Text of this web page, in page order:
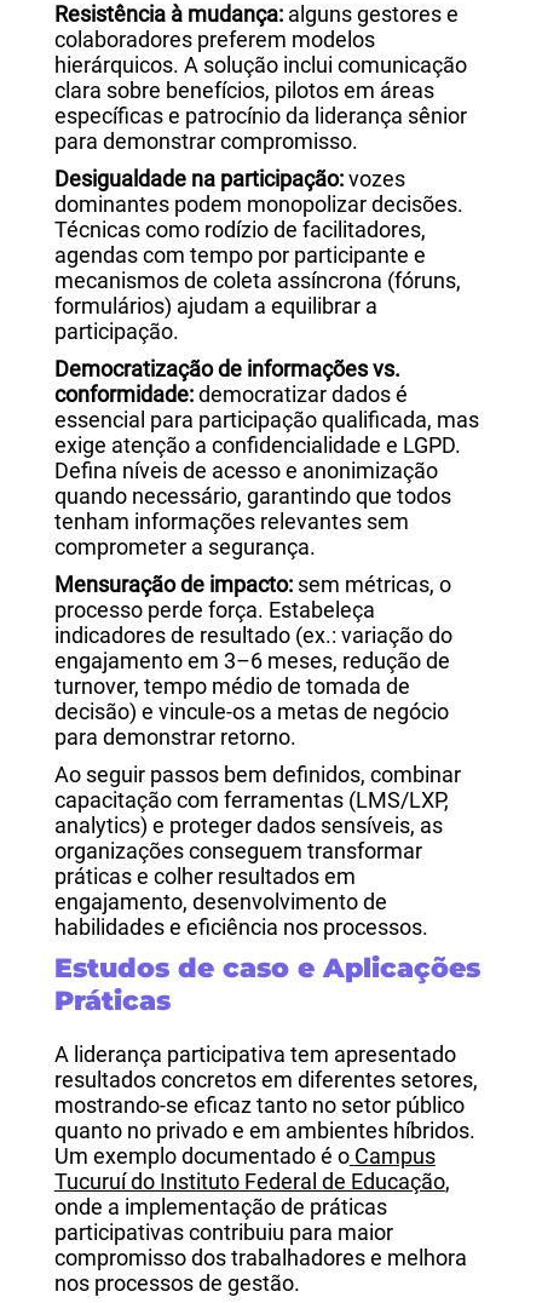
Resistência à mudança:alguns gestores e
colaboradores preferem modelos
hierárquicos. A solução inclui comunicação
clara sobre benefícios, pilotos em áreas
específicas e patrocínio da liderança sênior
para demonstrar compromisso.
Desigualdade na participação:vozes
dominantes podem monopolizar decisões.
Técnicas como rodízio de facilitadores,
agendas com tempo por participante e
mecanismos de coleta assíncrona (fóruns,
formulários) ajudam a equilibrar a
participação.
Democratização de informações vs.
conformidade:democratizar dados é
essencial para participação qualificada, mas
exige atenção a confidencialidade e LGPD.
Defina níveis de acesso e anonimização
quando necessário, garantindo que todos
tenham informações relevantes sem
comprometer a segurança.
Mensuração de impacto:sem métricas, o
processo perde força. Estabeleça
indicadores de resultado (ex.: variação do
engajamento em 3–6 meses, redução de
turnover, tempo médio de tomada de
decisão) e vincule-os a metas de negócio
para demonstrar retorno.
Ao seguir passos bem definidos, combinar
capacitação com ferramentas (LMS/LXP,
analytics) e proteger dados sensíveis, as
organizações conseguem transformar
práticas e colher resultados em
engajamento, desenvolvimento de
habilidades e eficiência nos processos.
Estudos de caso e Aplicações
Práticas
A liderança participativa tem apresentado
resultados concretos em diferentes setores,
mostrando-se eficaz tanto no setor público
quanto no privado e em ambientes híbridos.
Um exemplo documentado é o Campus
Tucuruí do Instituto Federal de Educação,
onde a implementação de práticas
participativas contribuiu para maior
compromisso dos trabalhadores e melhora
nos processos de gestão.